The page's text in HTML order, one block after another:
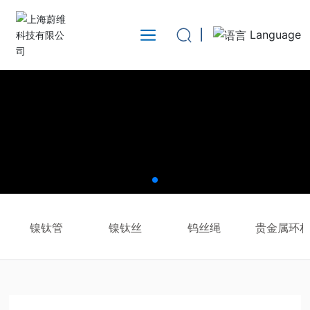
Language
镍钛管 镍钛丝 钨丝绳 贵金属环材